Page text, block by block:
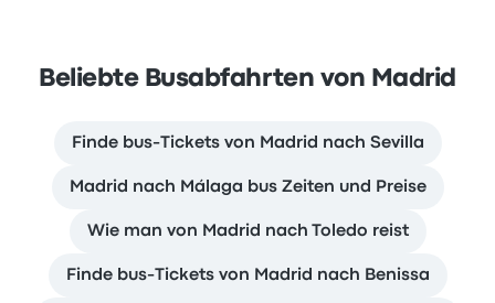
Beliebte Busabfahrten von Madrid
Finde bus-Tickets von Madrid nach Sevilla
Madrid nach Málaga bus Zeiten und Preise
Wie man von Madrid nach Toledo reist
Finde bus-Tickets von Madrid nach Benissa